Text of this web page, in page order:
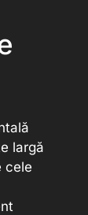
largă
cele